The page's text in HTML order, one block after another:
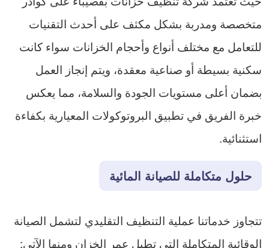
متخصصة ومدربة بشكل مكثف على أحدث التقنيات
للتعامل مع مختلف أنواع وأحجام الخزانات سواء كانت
سكنية بسيطة أو صناعية معقدة، ويتم إنجاز العمل
بضمان أعلى مستويات الجودة والسلامة، مما يعكس
خبرة الفريق في تطبيق البروتوكولات المعيارية بكفاءة
استثنائية.
حلول متكاملة للصيانة المائية
تتجاوز خدماتنا عملية التنظيف التقليدي لتشمل الصيانة
الوقائية المتكاملة التي تطيل عمر الخزان ومنها الآتي: